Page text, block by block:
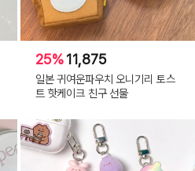
25%11,875
일본 귀여운파우치 오니기리 토스
트 핫케이크 친구 선물